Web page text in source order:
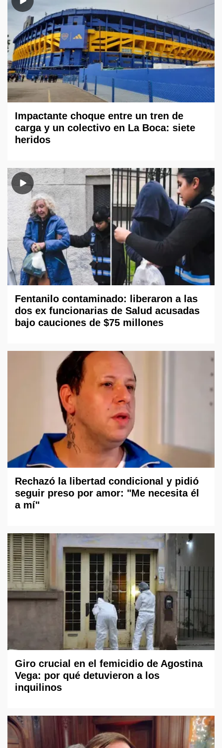
Impactante choque entre un tren de
carga y un colectivo en La Boca: siete
heridos
Fentanilo contaminado: liberaron a las
dos ex funcionarias de Salud acusadas
bajo cauciones de $75 millones
Rechazó la libertad condicional y pidió
seguir preso por amor: "Me necesita él
a mí"
Giro crucial en el femicidio de Agostina
Vega: por qué detuvieron a los
inquilinos